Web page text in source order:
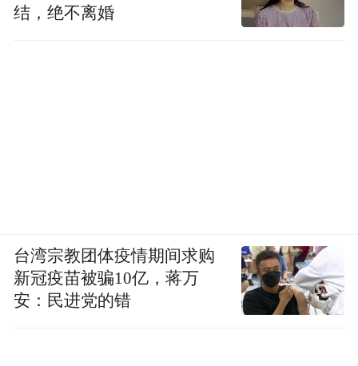
结，绝不离婚
台湾宗教团体疫情期间求购
新冠疫苗被骗10亿，蒋万
安：民进党的错